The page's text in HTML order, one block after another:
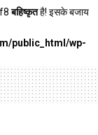
बहिष्कृतहै! इसके बजाय
public_html/wp-